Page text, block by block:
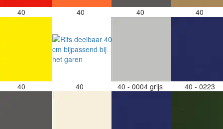
40 40 40 40
40 40 40 - 0004 grijs 40 - 0223